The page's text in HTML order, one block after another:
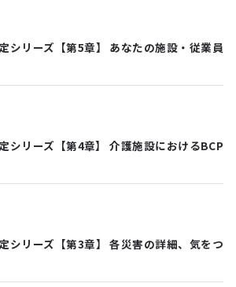
シリーズ【第5章】 あなたの施設・従業員
シリーズ【第4章】 介護施設におけるBCP
シリーズ【第3章】 各災害の詳細、気をつ